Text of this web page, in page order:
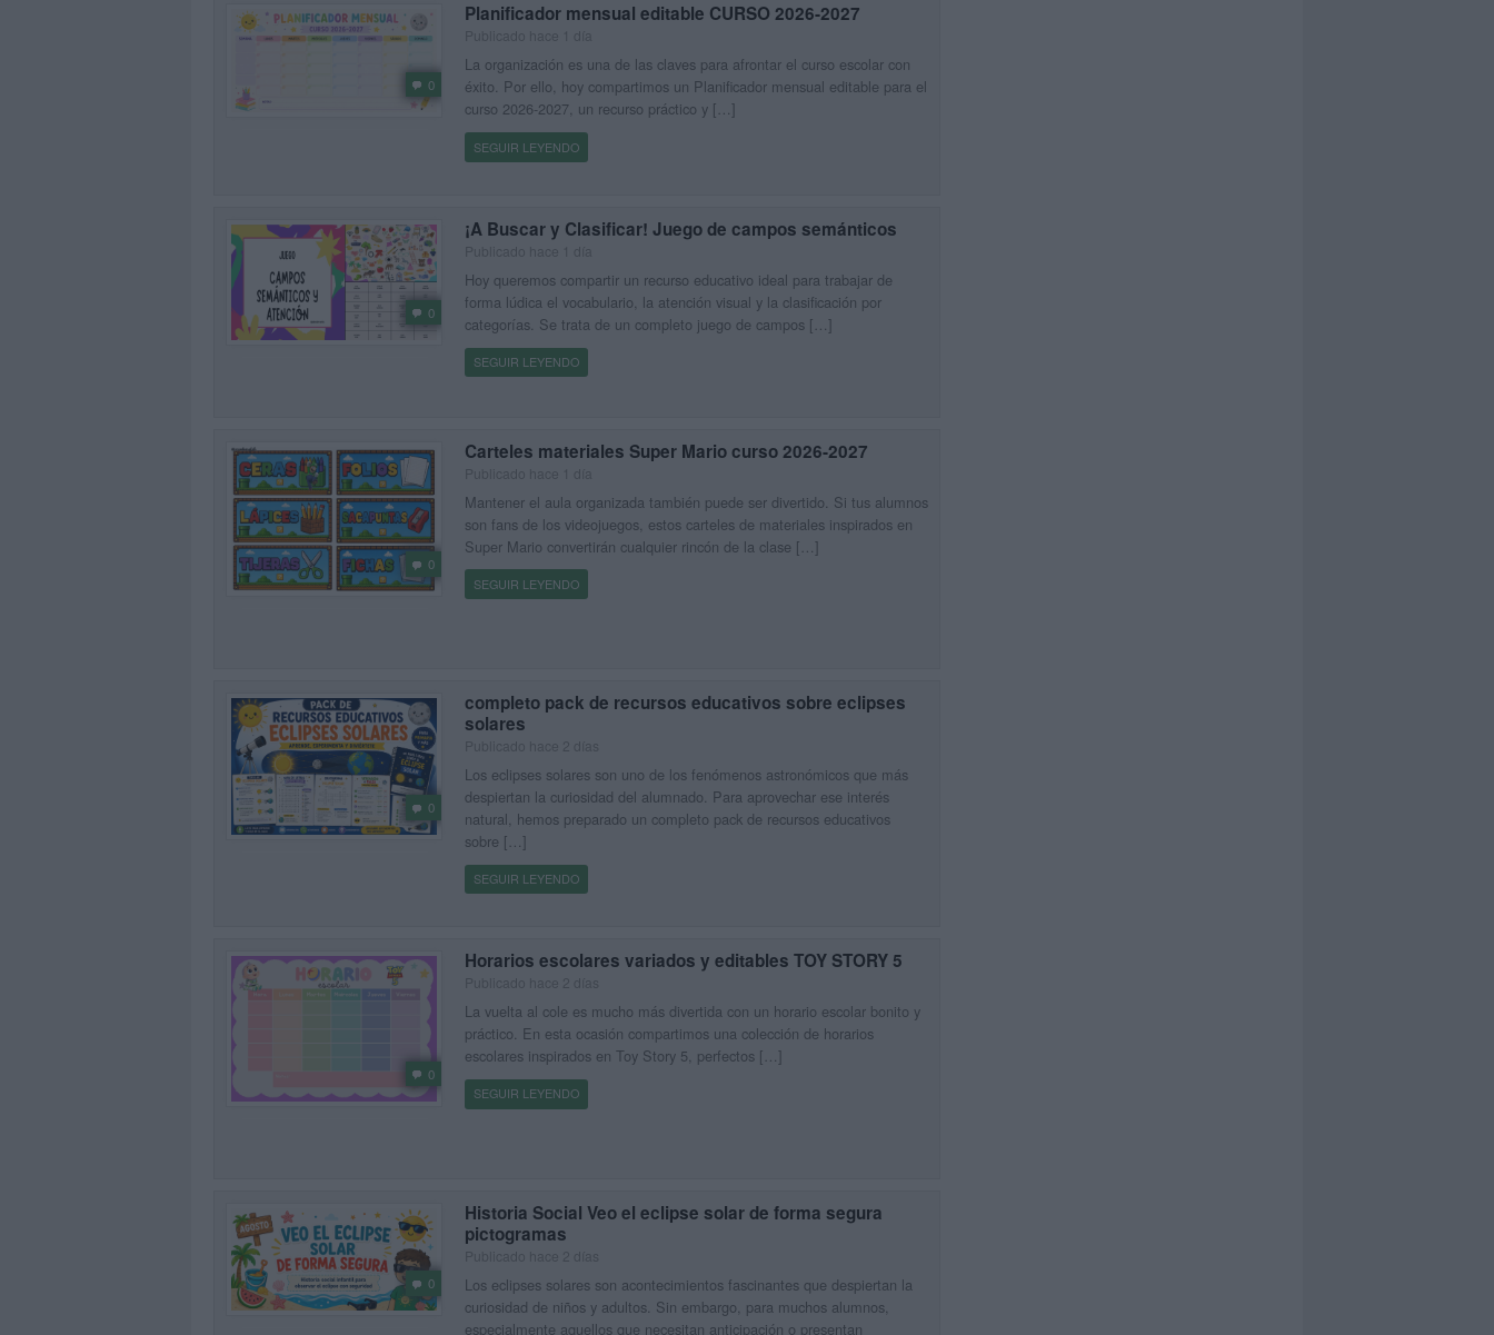
0
Planificador mensual editable CURSO 2026-2027
La organización es una de las claves para afrontar el curso escolar con
éxito. Por ello, hoy compartimos un Planificador mensual editable para el
curso 2026-2027, un recurso práctico y […]
SEGUIR LEYENDO
0
¡A Buscar y Clasificar! Juego de campos semánticos
Hoy queremos compartir un recurso educativo ideal para trabajar de
forma lúdica el vocabulario, la atención visual y la clasificación por
categorías. Se trata de un completo juego de campos […]
SEGUIR LEYENDO
0
Carteles materiales Super Mario curso 2026-2027
Mantener el aula organizada también puede ser divertido. Si tus alumnos
son fans de los videojuegos, estos carteles de materiales inspirados en
Super Mario convertirán cualquier rincón de la clase […]
SEGUIR LEYENDO
0
completo pack de recursos educativos sobre eclipses
solares
Los eclipses solares son uno de los fenómenos astronómicos que más
despiertan la curiosidad del alumnado. Para aprovechar ese interés
natural, hemos preparado un completo pack de recursos educativos
sobre […]
SEGUIR LEYENDO
0
Horarios escolares variados y editables TOY STORY 5
La vuelta al cole es mucho más divertida con un horario escolar bonito y
práctico. En esta ocasión compartimos una colección de horarios
escolares inspirados en Toy Story 5, perfectos […]
SEGUIR LEYENDO
0
Historia Social Veo el eclipse solar de forma segura
pictogramas
Los eclipses solares son acontecimientos fascinantes que despiertan la
curiosidad de niños y adultos. Sin embargo, para muchos alumnos,
especialmente aquellos que necesitan anticipación o presentan